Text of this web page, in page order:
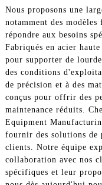
Nous proposons une
notamment des
répondre aux besoins
Fabriqués en acier
pour supporter de
des conditions
de précision et à des
conçus pour offrir des
maintenance réduits.
Equipment
fournir des solutions de
clients. Notre équipe
collaboration avec nos
spécifiques et leur